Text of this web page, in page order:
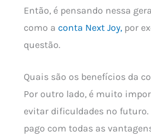
Então, é pensando nessa
como a conta Next Joy, por
questão.
Quais são os benefícios da
Por outro lado, é muito
evitar dificuldades no
pago com todas as